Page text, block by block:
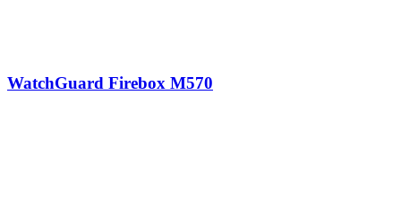
WatchGuard Firebox M570